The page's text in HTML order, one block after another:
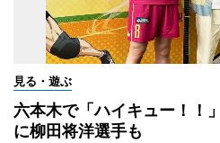
見る・遊ぶ
六本木で「ハイキュー！
に柳田将洋選手も